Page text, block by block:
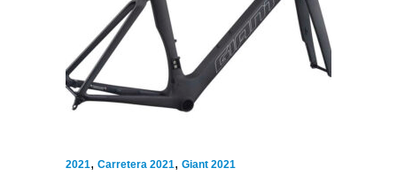
2021, Carretera 2021, Giant 2021